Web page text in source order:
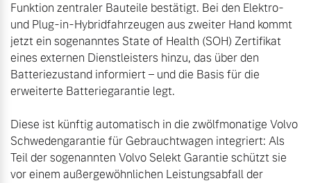
Funktion zentraler Bauteile bestätigt. Bei den Elektro-
und Plug-in-Hybridfahrzeugen aus zweiter Hand kommt
jetzt ein sogenanntes State of Health (SOH) Zertifikat
eines externen Dienstleisters hinzu, das über den
Batteriezustand informiert – und die Basis für die
erweiterte Batteriegarantie legt.
Diese ist künftig automatisch in die zwölfmonatige Volvo
Schwedengarantie für Gebrauchtwagen integriert: Als
Teil der sogenannten Volvo Selekt Garantie schützt sie
vor einem außergewöhnlichen Leistungsabfall der